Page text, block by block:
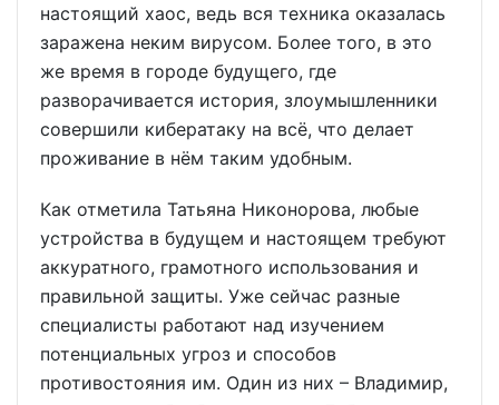
настоящий хаос, ведь вся техника оказалась
заражена неким вирусом. Более того, в это
же время в городе будущего, где
разворачивается история, злоумышленники
совершили кибератаку на всё, что делает
проживание в нём таким удобным.
Как отметила Татьяна Никонорова, любые
устройства в будущем и настоящем требуют
аккуратного, грамотного использования и
правильной защиты. Уже сейчас разные
специалисты работают над изучением
потенциальных угроз и способов
противостояния им. Один из них – Владимир,